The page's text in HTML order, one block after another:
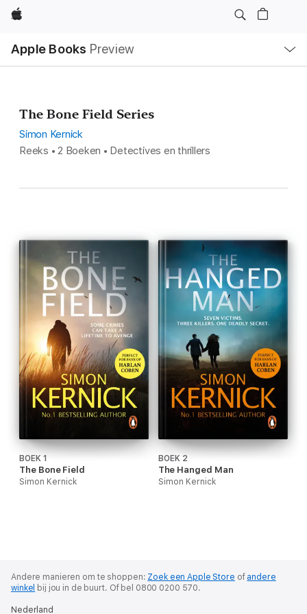
Apple
Apple Books Preview
lokaal
navigatiemenu
The Bone Field Series
Simon Kernick
Reeks • 2 Boeken • Detectives en thrillers
BOEK 1
The Bone Field
Simon Kernick
BOEK 2
The Hanged Man
Simon Kernick
Andere manieren om te shoppen: Zoek een Apple Store of andere
winkel bij jou in de buurt. Of bel 0800 0200 570.
Nederland